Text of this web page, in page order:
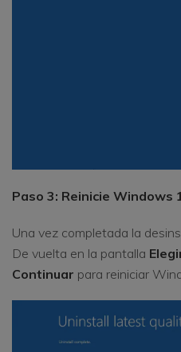
Paso 3: Reinicie Windows
Una vez completada la
De vuelta en la pantalla
Continuar para reiniciar